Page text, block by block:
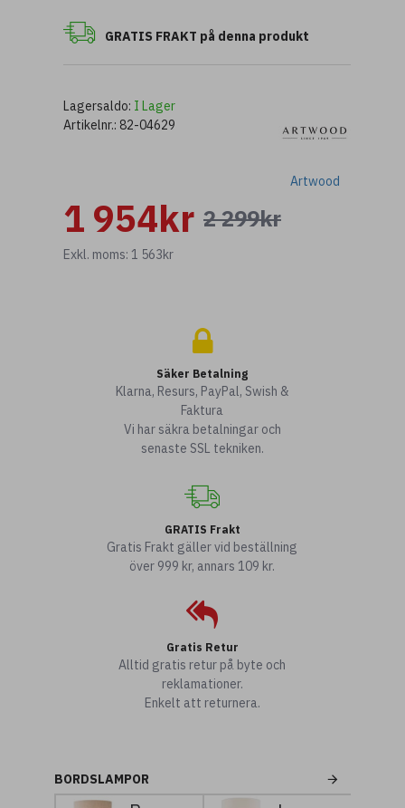
GRATIS FRAKT på denna produkt
2 299kr
1 954kr
Exkl. moms: 1 563kr
Lagersaldo: I Lager
Artikelnr.: 82-04629
Artwood
Säker Betalning
Klarna, Resurs, PayPal, Swish &
Faktura
Vi har säkra betalningar och
senaste SSL tekniken.
GRATIS Frakt
Gratis Frakt gäller vid beställning
över 999 kr, annars 109 kr.
Gratis Retur
Alltid gratis retur på byte och
reklamationer.
Enkelt att returnera.
BORDSLAMPOR